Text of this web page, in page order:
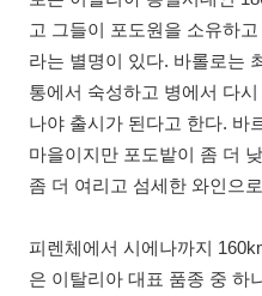
고 그들이 포도원을 소유하고
라는 별명이 있다. 바롤로는
통에서 숙성하고 병에서 다
나야 출시가 된다고 한다. 바
마을이지만 포도밭이 좀 더
좀 더 여리고 섬세한 와인으
피렌체에서 시에나까지
은 이탈리아 대표 품종 중 하